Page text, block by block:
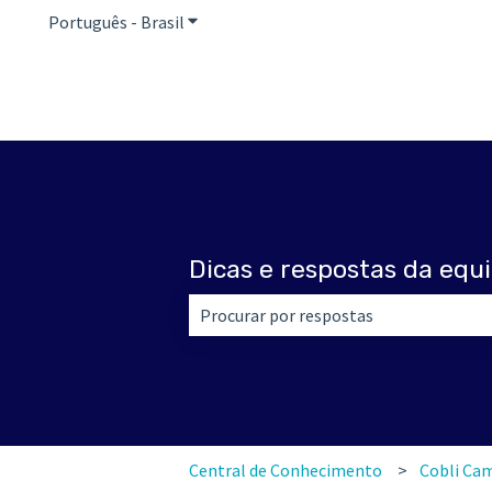
Português - Brasil Mostrar submenu para traduções
Dicas e respostas da
Central de Conhecimento Cobli